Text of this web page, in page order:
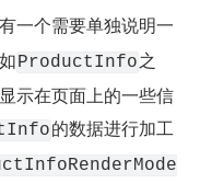
一个需要单独说明一
ProductInfo之
示在页面上的一些信
的数据进行加工